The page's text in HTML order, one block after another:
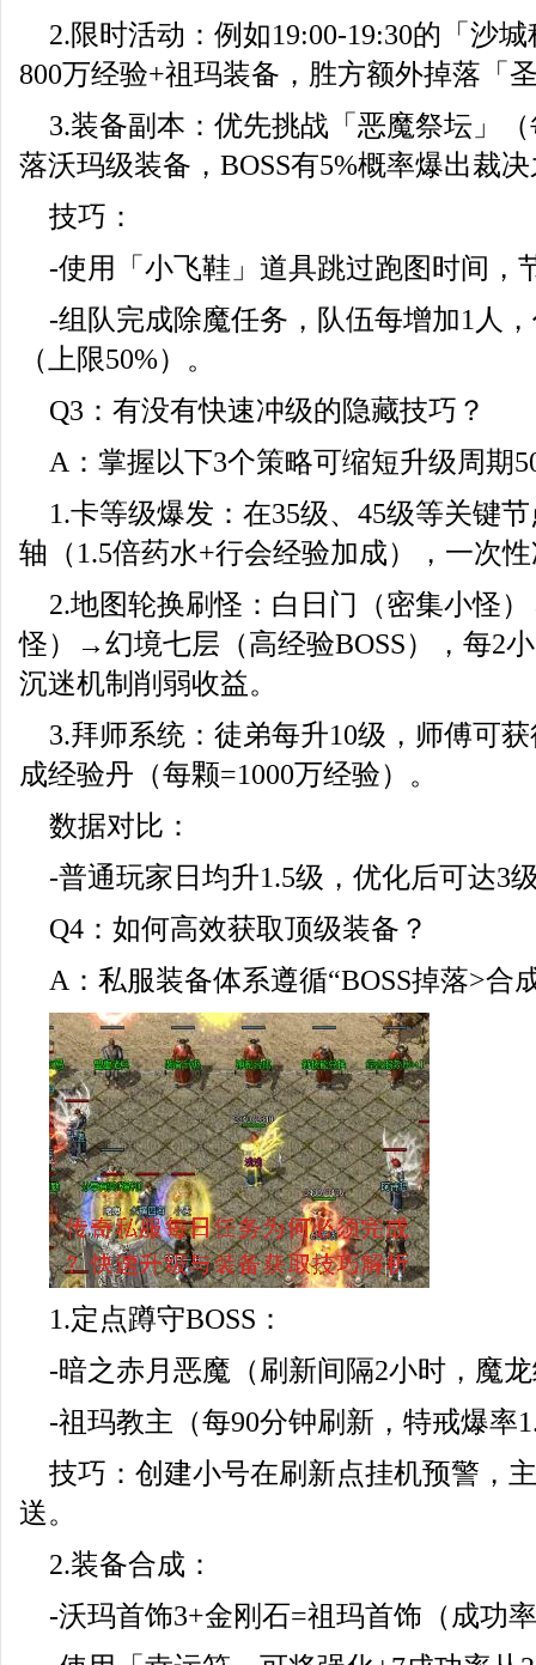
2.限时活动：例如19:00-19:30的「沙
800万经验+祖玛装备，胜方额外掉落「
3.装备副本：优先挑战「恶魔祭坛」
落沃玛级装备，BOSS有5%概率爆出裁
技巧：
-使用「小飞鞋」道具跳过跑图时间，
-组队完成除魔任务，队伍每增加1人
（上限50%）。
Q3：有没有快速冲级的隐藏技巧？
A：掌握以下3个策略可缩短升级周期
1.卡等级爆发：在35级、45级等关键
轴（1.5倍药水+行会经验加成），一次
2.地图轮换刷怪：白日门（密集小怪
怪）→幻境七层（高经验BOSS），每2
沉迷机制削弱收益。
3.拜师系统：徒弟每升10级，师傅可
成经验丹（每颗=1000万经验）。
数据对比：
-普通玩家日均升1.5级，优化后可达3
Q4：如何高效获取顶级装备？
A：私服装备体系遵循“BOSS掉落>合
1.定点蹲守BOSS：
-暗之赤月恶魔（刷新间隔2小时，魔
-祖玛教主（每90分钟刷新，特戒爆率
技巧：创建小号在刷新点挂机预警，
送。
2.装备合成：
-沃玛首饰3+金刚石=祖玛首饰（成功